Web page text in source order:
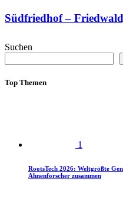
Südfriedhof –
Suchen
Top Themen
1
RootsTech 2026: Weltgrößte
Ahnenforscher zusammen